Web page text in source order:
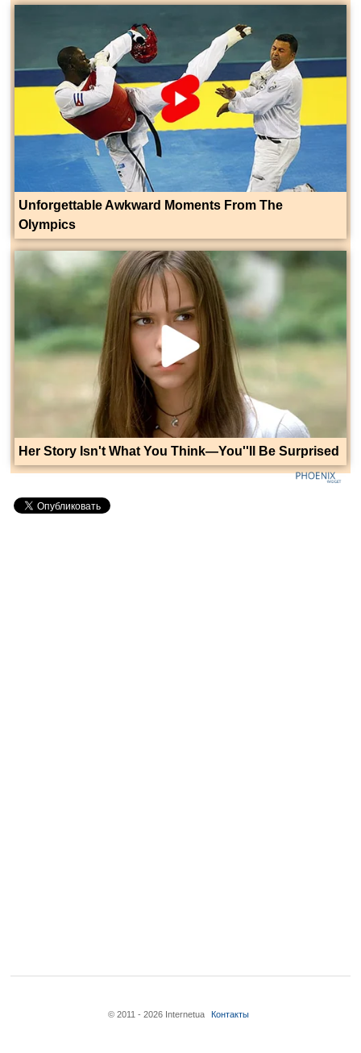
Unforgettable Awkward Moments From The
Olympics
Her Story Isn't What You Think—You''ll Be Surprised
© 2011 - 2026 Internetua Контакты